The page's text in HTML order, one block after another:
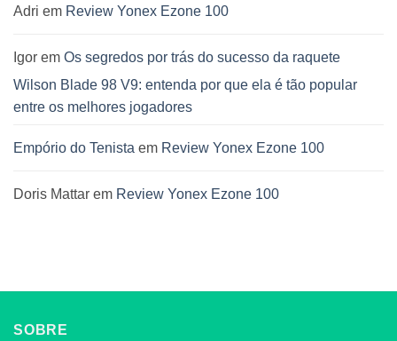
Adri em Review Yonex Ezone 100
Igor em Os segredos por trás do sucesso da raquete
Wilson Blade 98 V9: entenda por que ela é tão popular
entre os melhores jogadores
Empório do Tenista em Review Yonex Ezone 100
Doris Mattar em Review Yonex Ezone 100
SOBRE